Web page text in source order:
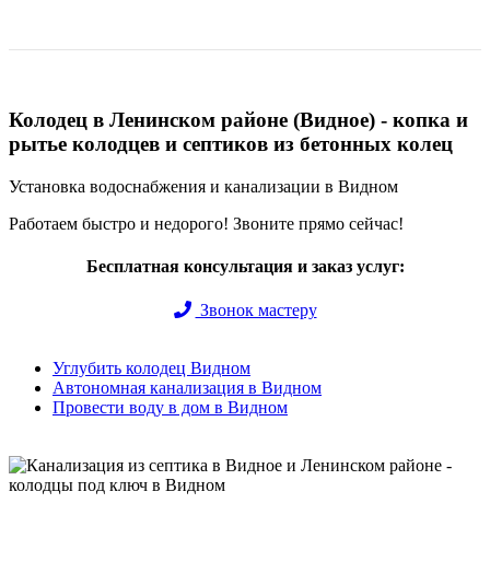
Колодец в Ленинском районе (Видное) - копка и
рытье колодцев и септиков из бетонных колец
Установка водоснабжения и канализации в Видном
Работаем быстро и недорого! Звоните прямо сейчас!
Бесплатная консультация и заказ услуг:
Звонок мастеру
Углубить колодец Видном
Автономная канализация в Видном
Провести воду в дом в Видном